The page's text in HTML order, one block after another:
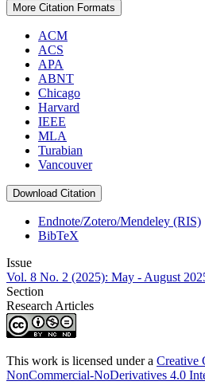
More Citation Formats
ACM
ACS
APA
ABNT
Chicago
Harvard
IEEE
MLA
Turabian
Vancouver
Download Citation
Endnote/Zotero/Mendeley (RIS)
BibTeX
Issue
Vol. 8 No. 2 (2025): May - August
Section
Research Articles
This work is licensed under a Creative
NonCommercial-NoDerivatives 4.0